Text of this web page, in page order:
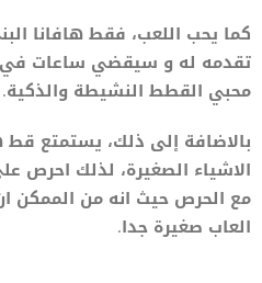
كما يحب اللعب، فقط هافانا
تقدمه له و سيقضي ساعات في
محبي القطط النشيطة والذكية.
بالاضافة إلى ذلك، يستمتع قط
الاشياء الصغيرة، لذلك احرص
مع الحرص حيث انه من الممكن
العاب صغيرة جدا.